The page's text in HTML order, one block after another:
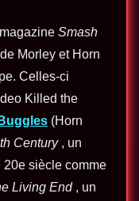
Smash
Morley et Horn
Celles-ci
Killed the
(Horn
Century, un
siècle comme
Living End, un